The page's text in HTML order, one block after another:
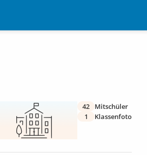
42
Mitschüler
1
Klassenfoto